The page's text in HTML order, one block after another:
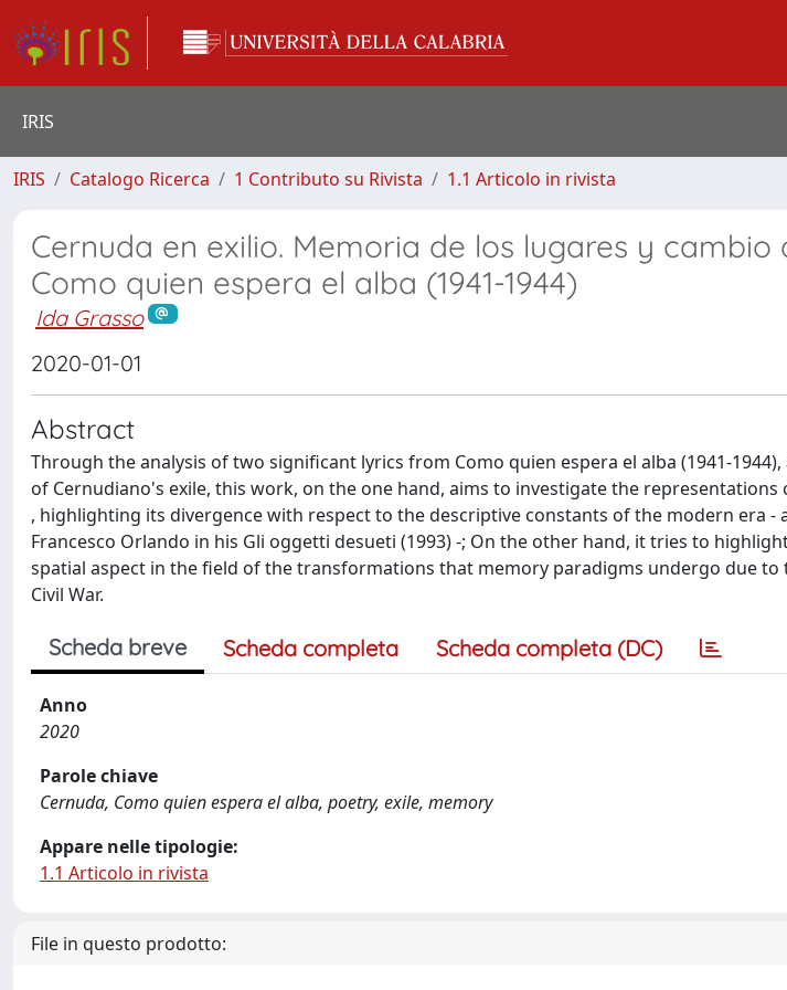
IRIS
IRIS Catalogo Ricerca 1 Contributo su Rivista 1.1 Articolo in rivista
Cernuda en exilio. Memoria de los lugares y cambio
Como quien espera el alba (1941-1944)
Ida Grasso
2020-01-01
Abstract
Through the analysis of two significant lyrics from Como quien espera el alba (1941-
of Cernudiano's exile, this work, on the one hand, aims to investigate the
, highlighting its divergence with respect to the descriptive constants of the modern era -
Francesco Orlando in his Gli oggetti desueti (1993) -; On the other hand, it tries to
spatial aspect in the field of the transformations that memory paradigms undergo due
Civil War.
Scheda breve Scheda completa Scheda completa (DC)
Anno
2020
Parole chiave
Cernuda, Como quien espera el alba, poetry, exile, memory
Appare nelle tipologie:
1.1 Articolo in rivista
File in questo prodotto: